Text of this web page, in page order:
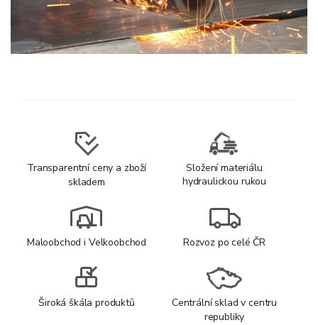
Transparentní ceny a zboží
skladem
Složení materiálu
hydraulickou rukou
Maloobchod i Velkoobchod Rozvoz po celé ČR
Široká škála produktů
Centrální sklad v centru
republiky